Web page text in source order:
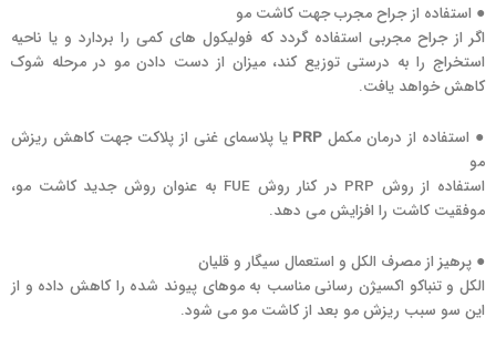
● استفاده از جراح مجرب جهت کاشت مو
اگر از جراح مجربی استفاده گردد که فولیکول های کمی را بردارد و یا ناحیه
استخراج را به درستی توزیع کند، میزان از دست دادن مو در مرحله شوک
کاهش خواهد یافت.
● استفاده از درمان مکمل PRP یا پلاسمای غنی از پلاکت جهت کاهش ریزش
مو
استفاده از روش PRP در کنار روش FUE به عنوان روش جدید کاشت مو،
موفقیت کاشت را افزایش می دهد.
● پرهیز از مصرف الکل و استعمال سیگار و قلیان
الکل و تنباکو اکسیژن رسانی مناسب به موهای پیوند شده را کاهش داده و از
این سو سبب ریزش مو بعد از کاشت مو می شود.